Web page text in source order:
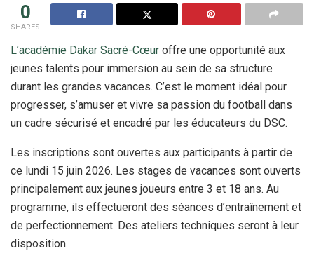
0
SHARES
L’académie Dakar Sacré-Cœur offre une opportunité aux
jeunes talents pour immersion au sein de sa structure
durant les grandes vacances. C’est le moment idéal pour
progresser, s’amuser et vivre sa passion du football dans
un cadre sécurisé et encadré par les éducateurs du DSC.
Les inscriptions sont ouvertes aux participants à partir de
ce lundi 15 juin 2026. Les stages de vacances sont ouverts
principalement aux jeunes joueurs entre 3 et 18 ans. Au
programme, ils effectueront des séances d’entraînement et
de perfectionnement. Des ateliers techniques seront à leur
disposition.